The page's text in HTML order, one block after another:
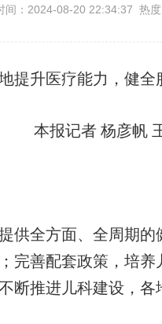
间：2024-08-20 22:34:37 热
提升医疗能力，健
本报记者 杨彦帆
供全方面、全周期
；完善配套政策，培
推进儿科建设，各
。